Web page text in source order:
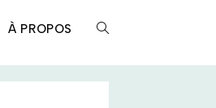
À PROPOS TOGGLE